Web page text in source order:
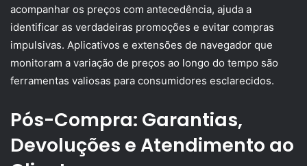
acompanhar os preços com antecedência, ajuda a
identificar as verdadeiras promoções e evitar compras
impulsivas. Aplicativos e extensões de navegador que
monitoram a variação de preços ao longo do tempo são
ferramentas valiosas para consumidores esclarecidos.
Pós-Compra: Garantias,
Devoluções e Atendimento ao